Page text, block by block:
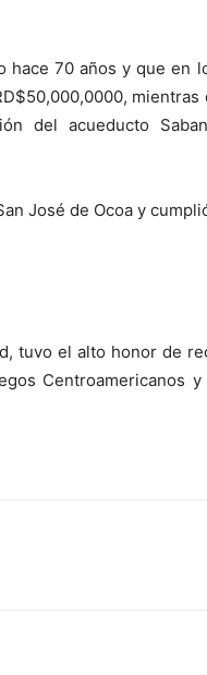
70 años y que en
del acueducto
José de Ocoa y
tuvo el alto honor de
Centroamericanos